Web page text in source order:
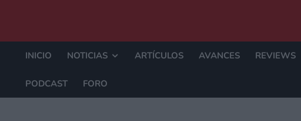
INICIO NOTICIAS ARTÍCULOS AVANCES REVIEWS
PODCAST FORO